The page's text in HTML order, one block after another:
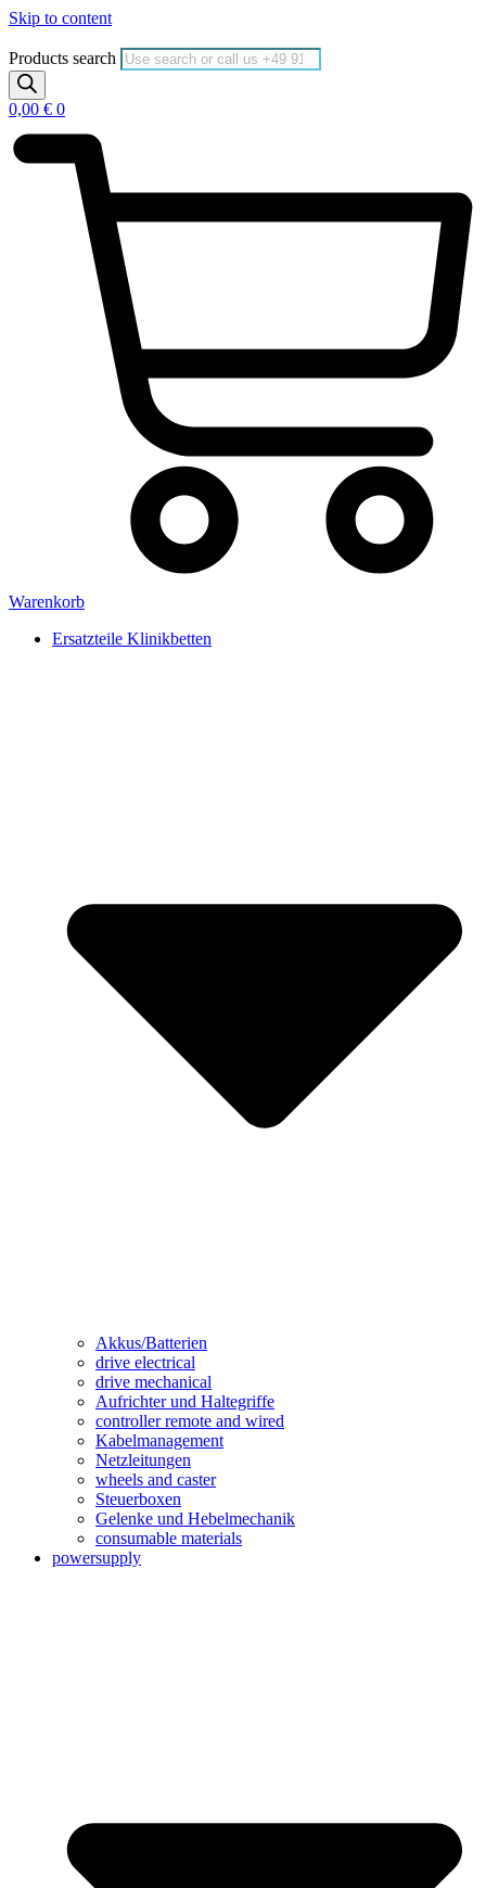
Skip to content
Products search
0,00 € 0
Warenkorb
Ersatzteile Klinikbetten
Akkus/Batterien
drive electrical
drive mechanical
Aufrichter und Haltegriffe
controller remote and wired
Kabelmanagement
Netzleitungen
wheels and caster
Steuerboxen
Gelenke und Hebelmechanik
consumable materials
powersupply